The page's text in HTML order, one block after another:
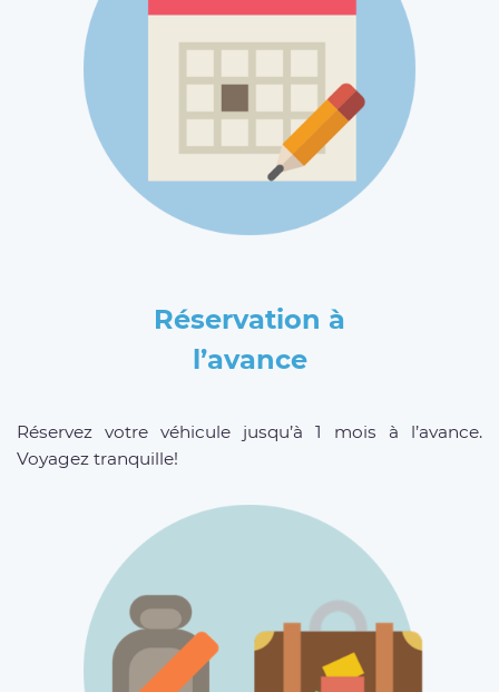
Réservation à
l’avance
Réservez votre véhicule jusqu’à 1 mois à l’avance.
Voyagez tranquille!